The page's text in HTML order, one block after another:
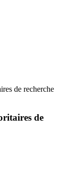
de recherche
de